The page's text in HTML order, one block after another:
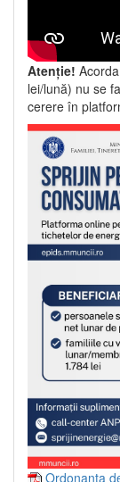
Atenție!
lei/lună) nu se
cerere în
Ordonanța